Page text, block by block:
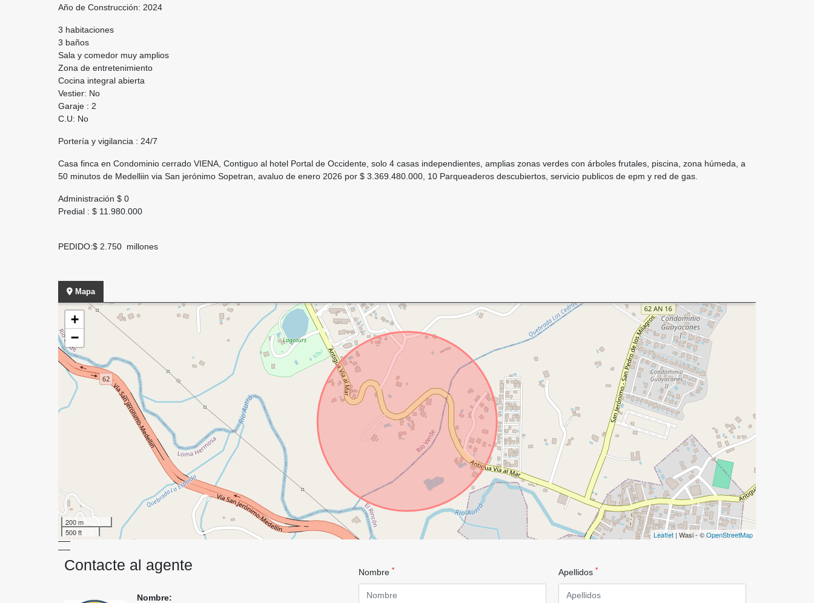
Año de Construcción: 2024
3 habitaciones
3 baños
Sala y comedor muy amplios
Zona de entretenimiento
Cocina integral abierta
Vestier: No
Garaje : 2
C.U: No
Portería y vigilancia : 24/7
Casa finca en Condominio cerrado VIENA, Contiguo al hotel Portal de Occidente, solo 4 casas independientes, amplias zonas verdes con árboles frutales, piscina, zona húmeda, a
50 minutos de Medelliin via San jerónimo Sopetran, avaluo de enero 2026 por $ 3.369.480.000, 10 Parqueaderos descubiertos, servicio publicos de epm y red de gas.
Administración $ 0
Predial : $ 11.980.000
PEDIDO:$ 2.750 millones
Mapa
+
−
200 m
500 ft
Leaflet | Wasi - ©OpenStreetMap
Contacte al agente
Nombre:
Nombre * Apellidos *